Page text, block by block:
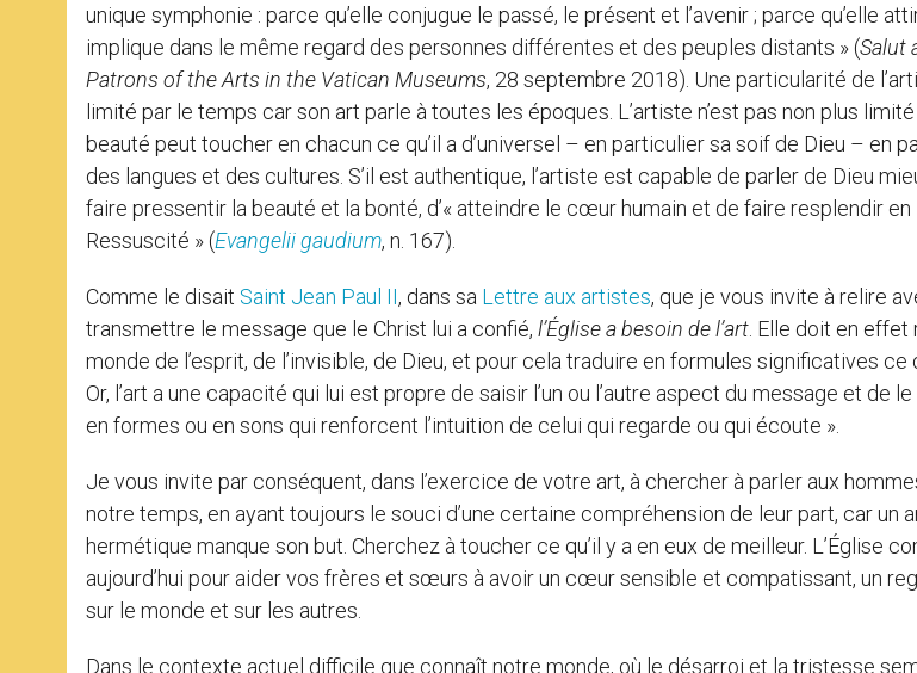
unique symphonie : parce qu’elle conjugue le passé, le présent et l’avenir ; parce qu’elle
implique dans le même regard des personnes différentes et des peuples distants » (Salut
Patrons of the Arts in the Vatican Museums, 28 septembre 2018). Une particularité de
limité par le temps car son art parle à toutes les époques. L’artiste n’est pas non plus limité
beauté peut toucher en chacun ce qu’il a d’universel – en particulier sa soif de Dieu – en
des langues et des cultures. S’il est authentique, l’artiste est capable de parler de Dieu
faire pressentir la beauté et la bonté, d’« atteindre le cœur humain et de faire resplendir en
Ressuscité » (Evangelii gaudium, n. 167).
Comme le disait Saint Jean Paul II, dans sa Lettre aux artistes, que je vous invite à relire
transmettre le message que le Christ lui a confié, l’Église a besoin de l’art . Elle doit en
monde de l’esprit, de l’invisible, de Dieu, et pour cela traduire en formules significatives ce
Or, l’art a une capacité qui lui est propre de saisir l’un ou l’autre aspect du message et de
en formes ou en sons qui renforcent l’intuition de celui qui regarde ou qui écoute ».
Je vous invite par conséquent, dans l’exercice de votre art, à chercher à parler aux
notre temps, en ayant toujours le souci d’une certaine compréhension de leur part, car un
hermétique manque son but. Cherchez à toucher ce qu’il y a en eux de meilleur. L’Église
aujourd’hui pour aider vos frères et sœurs à avoir un cœur sensible et compatissant, un
sur le monde et sur les autres.
Dans le contexte actuel difficile que connaît notre monde, où le désarroi et la tristesse